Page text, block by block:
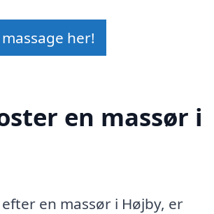
her!
en massør i
en massør i Højby, er